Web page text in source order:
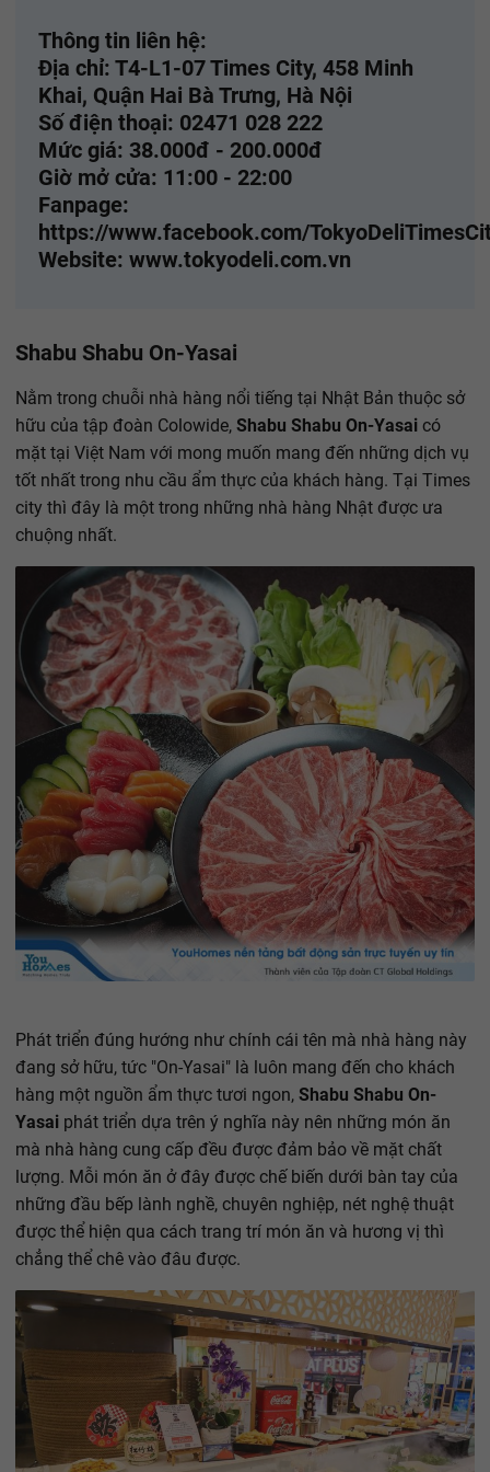
Thông tin liên hệ:
Địa chỉ: T4-L1-07 Times City, 458 Minh
Khai, Quận Hai Bà Trưng, Hà Nội
Số điện thoại: 02471 028 222
Mức giá: 38.000đ - 200.000đ
Giờ mở cửa: 11:00 - 22:00
Fanpage:
https://www.facebook.com/
Website: www.tokyodeli.com.vn
Shabu Shabu On-Yasai
Nằm trong chuỗi nhà hàng nổi tiếng tại Nhật Bản thuộc sở
hữu của tập đoàn Colowide, Shabu Shabu On-Yasai có
mặt tại Việt Nam với mong muốn mang đến những dịch vụ
tốt nhất trong nhu cầu ẩm thực của khách hàng. Tại Times
city thì đây là một trong những nhà hàng Nhật được ưa
chuộng nhất.
Phát triển đúng hướng như chính cái tên mà nhà hàng này
đang sở hữu, tức "On-Yasai" là luôn mang đến cho khách
hàng một nguồn ẩm thực tươi ngon, Shabu Shabu On-
Yasai phát triển dựa trên ý nghĩa này nên những món ăn
mà nhà hàng cung cấp đều được đảm bảo về mặt chất
lượng. Mỗi món ăn ở đây được chế biến dưới bàn tay của
những đầu bếp lành nghề, chuyên nghiệp, nét nghệ thuật
được thể hiện qua cách trang trí món ăn và hương vị thì
chẳng thể chê vào đâu được.